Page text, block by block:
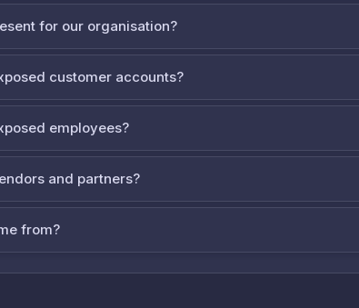
for our organisation?
customer accounts?
employees?
and partners?
from?